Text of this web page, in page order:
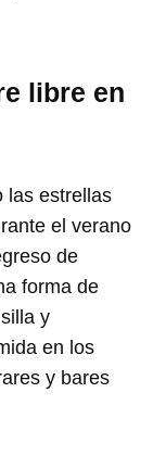
libre en
las estrellas
el verano
de
forma de
y
en los
y bares